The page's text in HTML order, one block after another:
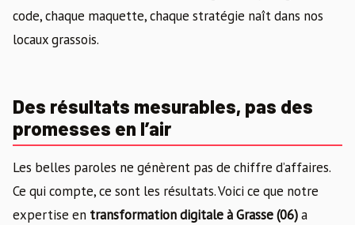
code, chaque maquette, chaque stratégie naît dans nos
locaux grassois.
Des résultats mesurables, pas des
promesses en l’air
Les belles paroles ne génèrent pas de chiffre d’affaires.
Ce qui compte, ce sont les résultats. Voici ce que notre
expertise en transformation digitale à Grasse (06)a